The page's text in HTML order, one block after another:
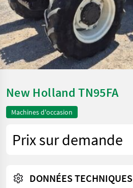
New Holland TN95FA
Machines d'occasion
Prix sur demande
DONNÉES TECHNIQUES